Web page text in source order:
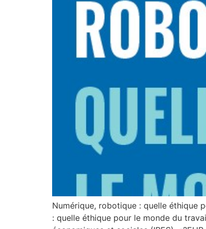
Numérique, robotique : quelle éthique
: quelle éthique pour le monde du